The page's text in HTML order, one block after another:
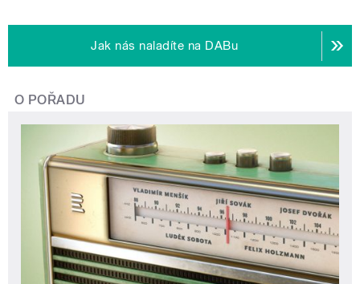
Jak nás naladíte na DABu
O POŘADU